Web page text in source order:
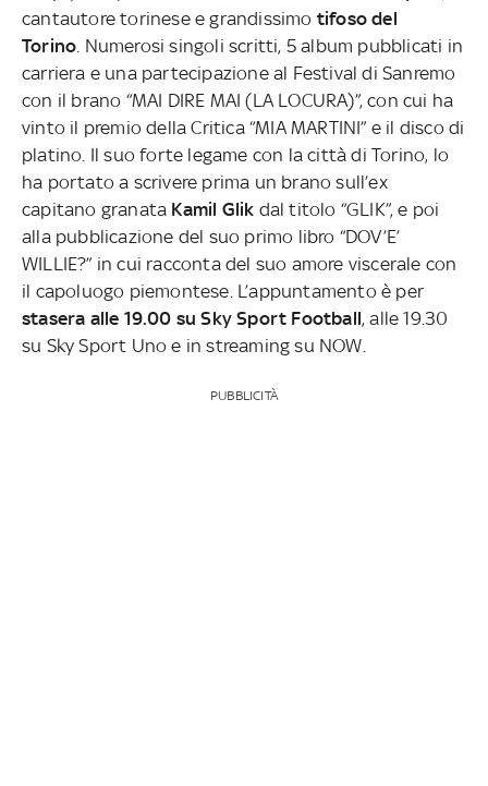
cantautore torinese e grandissimo tifoso del
Torino . Numerosi singoli scritti, 5 album pubblicati in
carriera e una partecipazione al Festival di Sanremo
con il brano “MAI DIRE MAI (LA LOCURA)”, con cui ha
vinto il premio della Critica “MIA MARTINI” e il disco di
platino. Il suo forte legame con la città di Torino, lo
ha portato a scrivere prima un brano sull’ex
capitano granata Kamil Glik dal titolo “GLIK”, e poi
alla pubblicazione del suo primo libro “DOV’E’
WILLIE?” in cui racconta del suo amore viscerale con
il capoluogo piemontese. L’appuntamento è per
stasera alle 19.00 su Sky Sport Football, alle 19.30
su Sky Sport Uno e in streaming su NOW.
PUBBLICITÀ